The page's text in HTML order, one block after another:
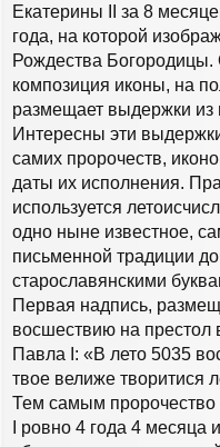
Екатерины II за 8
года, на которой
Рождества Богородицы.
композиция иконы, на
размещает выдержки из
Интересны эти
самих пророчеств,
даты их исполнения.
используется
одно ныне известное,
письменной традиции
старославянскими
Первая надпись,
восшествию на престол
Павла I: «В лето 5035
твое велиже творитися
Тем самым
I ровно 4 года 4 месяца